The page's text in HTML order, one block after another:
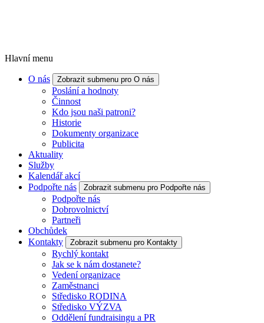
Hlavní menu
O nás Zobrazit submenu pro O nás
Poslání a hodnoty
Činnost
Kdo jsou naši patroni?
Historie
Dokumenty organizace
Publicita
Aktuality
Služby
Kalendář akcí
Podpořte nás
Zobrazit submenu pro Podpořte nás
Podpořte nás
Dobrovolnictví
Partneři
Obchůdek
Kontakty
Zobrazit submenu pro Kontakty
Rychlý kontakt
Jak se k nám dostanete?
Vedení organizace
Zaměstnanci
Středisko RODINA
Středisko VÝZVA
Oddělení fundraisingu a PR